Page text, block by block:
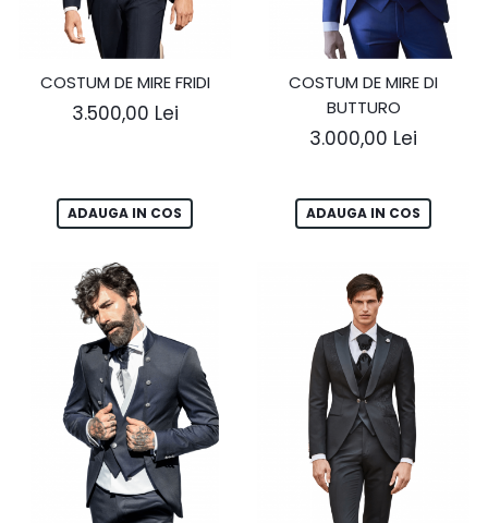
COSTUM DE MIRE FRIDI
3.500,00 Lei
ADAUGA IN COS
COSTUM DE MIRE DI
BUTTURO
3.000,00 Lei
ADAUGA IN COS